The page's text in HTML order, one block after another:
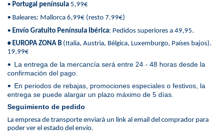
• Portugal península 5,99€
• Baleares: Mallorca 6,99€ (resto 7.99€)
• Envío Gratuito Península Ibérica: Pedidos superiores a 49,95.
• EUROPA ZONA B (Italia, Austria, Bélgica, Luxemburgo, Países bajos).
19,99€
• La entrega de la mercancía será entre 24 - 48 horas desde la
confirmación del pago.
• En periodos de rebajas, promociones especiales o festivos, la
entrega se puede alargar un plazo máximo de 5 días.
Seguimiento de pedido
La empresa de transporte enviará un link al email del comprador para
poder ver el estado del envío.